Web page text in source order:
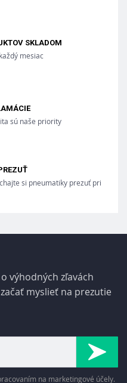
SKLADOM
mesiac
sú naše priority
si pneumatiky prezuť pri
výhodných zľavách
myslieť na prezutie
na marketingové účely.